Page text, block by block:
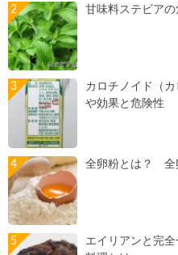
甘味料ステビアの
カロチノイド（
や効果と危険性
全卵粉とは？ 全
エイリアンと完